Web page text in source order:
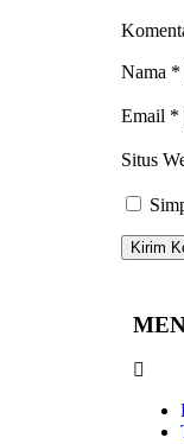
Nama *
Email *
Situs